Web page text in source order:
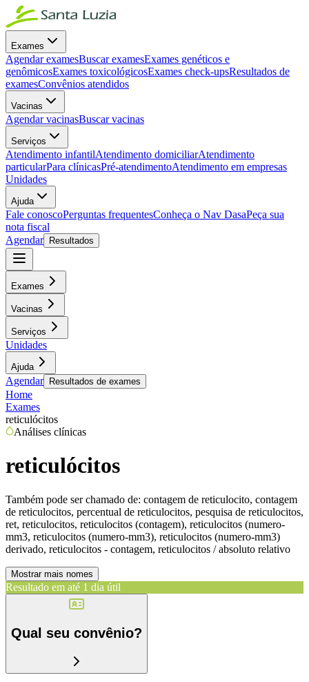
Exames
Agendar examesBuscar examesExames genéticos e
genômicosExames toxicológicosExames check-upsResultados de
examesConvênios atendidos
Vacinas
Agendar vacinasBuscar vacinas
Serviços
Atendimento infantilAtendimento domiciliarAtendimento
particularPara clínicasPré-atendimentoAtendimento em empresas
Unidades
Ajuda
Fale conoscoPerguntas frequentesConheça o Nav DasaPeça sua
nota fiscal
Agendar
Resultados
Exames
Vacinas
Serviços
Unidades
Ajuda
Agendar Resultados de exames
Home
Exames
reticulócitos
Análises clínicas
reticulócitos
Também pode ser chamado de: contagem de reticulocito, contagem
de reticulocitos, percentual de reticulocitos, pesquisa de reticulocitos,
ret, reticulocitos, reticulocitos (contagem), reticulocitos (numero-
mm3, reticulocitos (numero-mm3), reticulocitos (numero-mm3)
derivado, reticulocitos - contagem, reticulocitos / absoluto relativo
Mostrar mais nomes
Resultado em até 1 dia útil
Qual seu convênio?